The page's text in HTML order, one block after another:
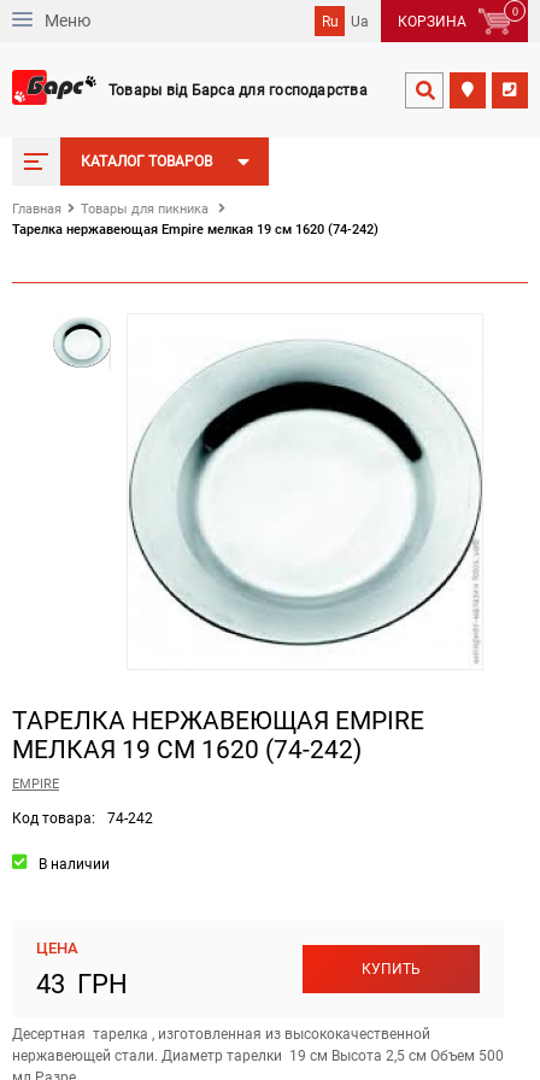
Меню Ru Ua
0
КОРЗИНА
Товары від Барса для господарства  
КАТАЛОГ ТОВАРОВ
Главная
Товары для пикника
Тарелка нержавеющая Empire мелкая 19 см 1620 (74-242)
ТАРЕЛКА НЕРЖАВЕЮЩАЯ EMPIRE
МЕЛКАЯ 19 СМ 1620 (74-242)
EMPIRE
Код товара: 74-242
В наличии
ЦЕНА
43 ГРН КУПИТЬ
Десертная тарелка , изготовленная из высококачественной
нержавеющей стали. Диаметр тарелки 19 см Высота 2,5 см Объем 500